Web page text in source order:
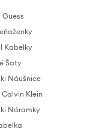
Kabelky
Šaty
Náušnice
Calvin Klein
Náramky